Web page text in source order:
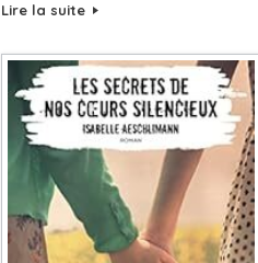
Lire la suite